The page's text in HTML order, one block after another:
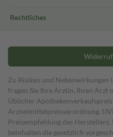
Rechtliches
Zu Risiken und Nebenwirkungen
fragen Sie Ihre Ärztin, Ihren Arzt
Üblicher
Arzneimittelpreisverordnung.
Preisempfehlung des Herstellers.
beinhalten die gesetzlich